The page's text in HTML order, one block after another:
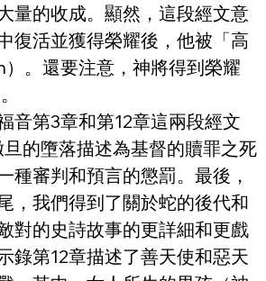
量的收成。顯然，這段經文意
復活並獲得榮耀後，他被「高
。還要注意，神將得到榮耀
音第3章和第12章這兩段經文
的墮落描述為基督的贖罪之死
種審判和預言的懲罰。最後，
，我們得到了關於蛇的後代和
對的史詩故事的更詳細和更戲
錄第12章描述了善天使和惡天